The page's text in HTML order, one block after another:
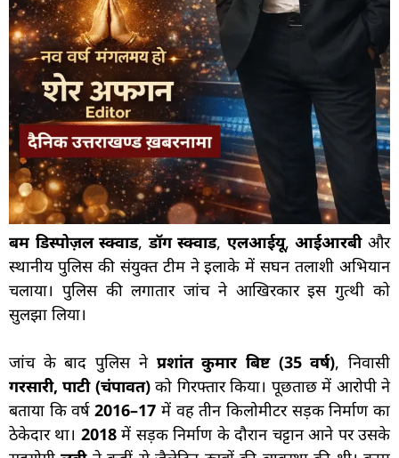
बम डिस्पोज़ल स्क्वाड,डॉग स्क्वाड, एलआईयू,आईआरबीऔर
स्थानीय पुलिस की संयुक्त टीम ने इलाके में सघन तलाशी अभियान
चलाया। पुलिस की लगातार जांच ने आखिरकार इस गुत्थी को
सुलझा लिया।
जांच के बाद पुलिस ने प्रशांत कुमार बिष्ट (35 वर्ष), निवासी
गरसारी, पाटी (चंपावत)को गिरफ्तार किया। पूछताछ में आरोपी ने
बताया कि वर्ष2016–17 में वह तीन किलोमीटर सड़क निर्माण का
ठेकेदार था। 2018में सड़क निर्माण के दौरान चट्टान आने पर उसके